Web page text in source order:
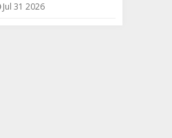
Jul 31 2026